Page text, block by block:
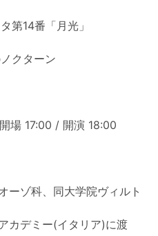
第14番「月光」
クターン
場 17:00 / 開演 18:00
ーゾ科、同大学院ヴィルト
カデミー(イタリア)に渡